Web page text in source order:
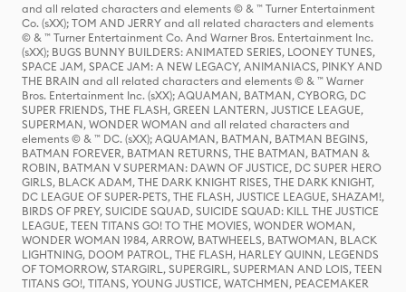
and all related characters and elements © & ™ Turner Entertainment
Co. (sXX); TOM AND JERRY and all related characters and elements
© & ™ Turner Entertainment Co. And Warner Bros. Entertainment Inc.
(sXX); BUGS BUNNY BUILDERS: ANIMATED SERIES, LOONEY TUNES,
SPACE JAM, SPACE JAM: A NEW LEGACY, ANIMANIACS, PINKY AND
THE BRAIN and all related characters and elements © & ™ Warner
Bros. Entertainment Inc. (sXX); AQUAMAN, BATMAN, CYBORG, DC
SUPER FRIENDS, THE FLASH, GREEN LANTERN, JUSTICE LEAGUE,
SUPERMAN, WONDER WOMAN and all related characters and
elements © & ™ DC. (sXX); AQUAMAN, BATMAN, BATMAN BEGINS,
BATMAN FOREVER, BATMAN RETURNS, THE BATMAN, BATMAN &
ROBIN, BATMAN V SUPERMAN: DAWN OF JUSTICE, DC SUPER HERO
GIRLS, BLACK ADAM, THE DARK KNIGHT RISES, THE DARK KNIGHT,
DC LEAGUE OF SUPER-PETS, THE FLASH, JUSTICE LEAGUE, SHAZAM!,
BIRDS OF PREY, SUICIDE SQUAD, SUICIDE SQUAD: KILL THE JUSTICE
LEAGUE, TEEN TITANS GO! TO THE MOVIES, WONDER WOMAN,
WONDER WOMAN 1984, ARROW, BATWHEELS, BATWOMAN, BLACK
LIGHTNING, DOOM PATROL, THE FLASH, HARLEY QUINN, LEGENDS
OF TOMORROW, STARGIRL, SUPERGIRL, SUPERMAN AND LOIS, TEEN
TITANS GO!, TITANS, YOUNG JUSTICE, WATCHMEN, PEACEMAKER